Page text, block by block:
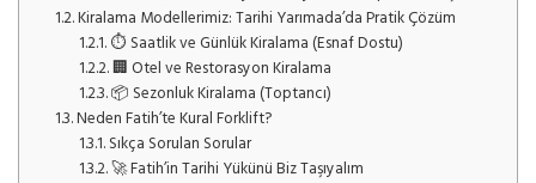
1.2.Kiralama Modellerimiz: Tarihi Yarımada’da Pratik Çözüm
1.2.1.⏱️ Saatlik ve Günlük Kiralama (Esnaf Dostu)
1.2.2.🏢 Otel ve Restorasyon Kiralama
1.2.3.📦 Sezonluk Kiralama (Toptancı)
1.3.Neden Fatih’te Kural Forklift?
1.3.1.Sıkça Sorulan Sorular
1.3.2.🚀 Fatih’in Tarihi Yükünü Biz Taşıyalım